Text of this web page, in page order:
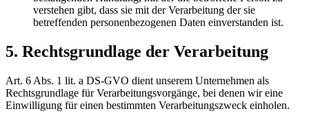
verstehen gibt, dass sie mit der Verarbeitung der sie
betreffenden personenbezogenen Daten einverstanden ist.
5. Rechtsgrundlage der Verarbeitung
Art. 6 Abs. 1 lit. a DS-GVO dient unserem Unternehmen als
Rechtsgrundlage für Verarbeitungsvorgänge, bei denen wir eine
Einwilligung für einen bestimmten Verarbeitungszweck einholen.